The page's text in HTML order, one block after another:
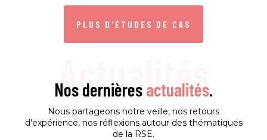
PLUS D'ÉTUDES DE CAS
Actualités
Nos dernièresactualités.
Nous partageons notre veille, nos retours
d'expérience, nos réflexions autour des thématiques
de la RSE.